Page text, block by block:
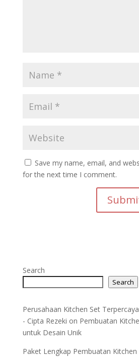
Save my name, email, and
for the next time I comment.
Search
Search
Perusahaan Kitchen Set
- Cipta Rezeki on Pembuatan
untuk Desain Unik
Paket Lengkap Pembuatan